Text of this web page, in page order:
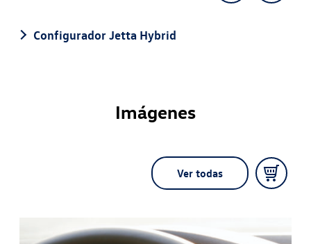
Configurador Jetta Hybrid
Imágenes
Ver todas